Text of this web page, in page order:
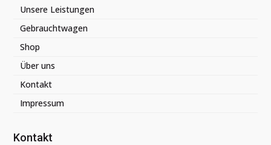
Unsere Leistungen
Gebrauchtwagen
Shop
Über uns
Kontakt
Impressum
Kontakt